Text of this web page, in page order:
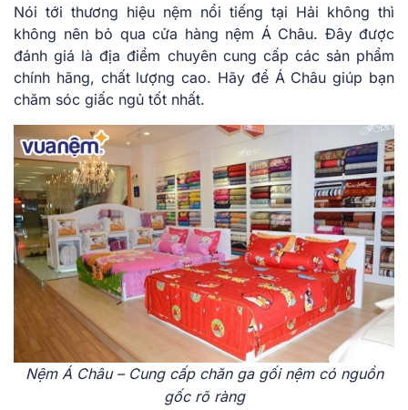
Nói tới thương hiệu nệm nổi tiếng tại Hải không thì
không nên bỏ qua cửa hàng nệm Á Châu. Đây được
đánh giá là địa điểm chuyên cung cấp các sản phẩm
chính hãng, chất lượng cao. Hãy để Á Châu giúp bạn
chăm sóc giấc ngủ tốt nhất.
Nệm Á Châu – Cung cấp chăn ga gối nệm có nguồn
gốc rõ ràng